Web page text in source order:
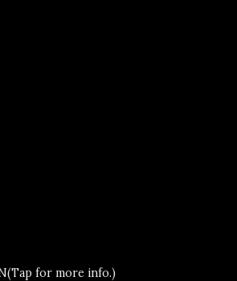
for more info.)